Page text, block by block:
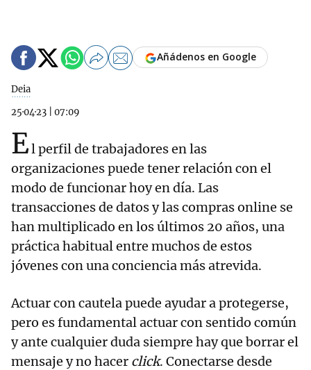
Deia
25·04·23
07:09
Añádenos en Google
El perfil de trabajadores en las
organizaciones puede tener relación con el
modo de funcionar hoy en día. Las
transacciones de datos y las compras online se
han multiplicado en los últimos 20 años, una
práctica habitual entre muchos de estos
jóvenes con una conciencia más atrevida.
Actuar con cautela puede ayudar a protegerse,
pero es fundamental actuar con sentido común
y ante cualquier duda siempre hay que borrar el
mensaje y no hacer click. Conectarse desde